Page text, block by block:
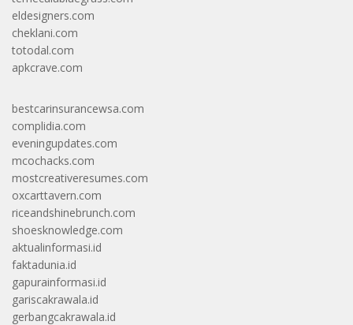
eldesigners.com
cheklani.com
totodal.com
apkcrave.com
bestcarinsurancewsa.com
complidia.com
eveningupdates.com
mcochacks.com
mostcreativeresumes.com
oxcarttavern.com
riceandshinebrunch.com
shoesknowledge.com
aktualinformasi.id
faktadunia.id
gapurainformasi.id
gariscakrawala.id
gerbangcakrawala.id